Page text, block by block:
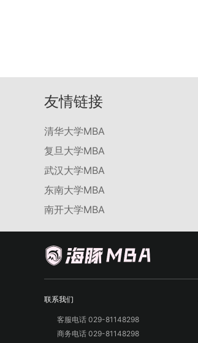
友情链接
清华大学MBA
复旦大学MBA
武汉大学MBA
东南大学MBA
南开大学MBA
联系我们
客服电话 029-81148298
商务电话 029-81148298